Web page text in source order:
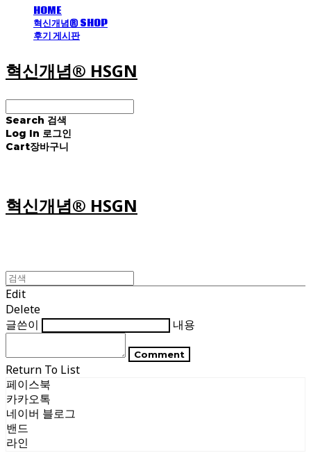
HOME
혁신개념® SHOP
후기 게시판
혁신개념® HSGN
Search 검색
Log In 로그인
Cart장바구니
혁신개념® HSGN
Edit
Delete
글쓴이
내용
Comment
Return To List
페이스북
카카오톡
네이버 블로그
밴드
라인